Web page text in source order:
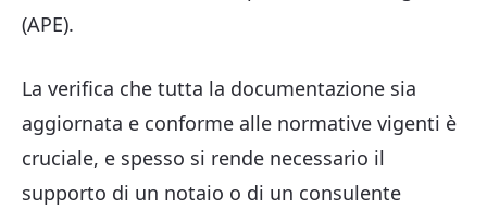
(APE).
La verifica che tutta la documentazione sia
aggiornata e conforme alle normative vigenti è
cruciale, e spesso si rende necessario il
supporto di un notaio o di un consulente